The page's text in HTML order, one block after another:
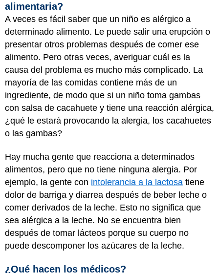
alimentaria?
A veces es fácil saber que un niño es alérgico a
determinado alimento. Le puede salir una erupción o
presentar otros problemas después de comer ese
alimento. Pero otras veces, averiguar cuál es la
causa del problema es mucho más complicado. La
mayoría de las comidas contiene más de un
ingrediente, de modo que si un niño toma gambas
con salsa de cacahuete y tiene una reacción alérgica,
¿qué le estará provocando la alergia, los cacahuetes
o las gambas?
Hay mucha gente que reacciona a determinados
alimentos, pero que no tiene ninguna alergia. Por
ejemplo, la gente con intolerancia a la lactosa tiene
dolor de barriga y diarrea después de beber leche o
comer derivados de la leche. Esto no significa que
sea alérgica a la leche. No se encuentra bien
después de tomar lácteos porque su cuerpo no
puede descomponer los azúcares de la leche.
¿Qué hacen los médicos?